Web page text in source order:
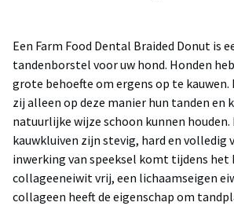
Een Farm Food Dental Braided Donut is
tandenborstel voor uw hond. Honden
grote behoefte om ergens op te
zij alleen op deze manier hun tanden en
natuurlijke wijze schoon kunnen houden.
kauwkluiven zijn stevig, hard en volledig
inwerking van speeksel komt tijdens het
collageeneiwit vrij, een lichaamseigen
collageen heeft de eigenschap om